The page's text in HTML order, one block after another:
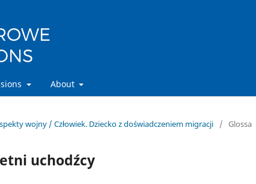
About
wojny / Człowiek. Dziecko z doświadczeniem migracji / Glossa
uchodźcy